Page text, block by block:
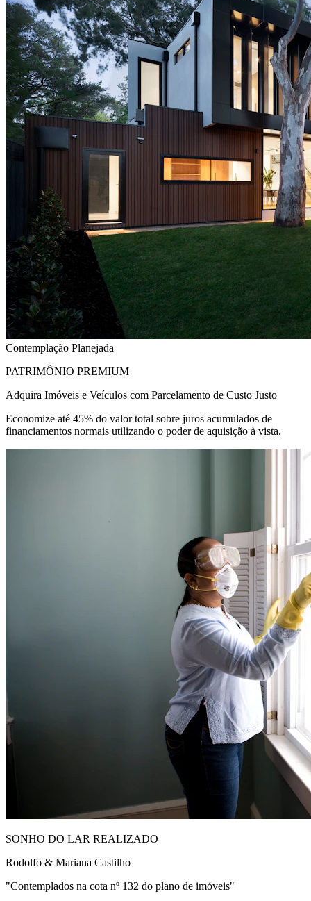
Contemplação Planejada
PATRIMÔNIO PREMIUM
Adquira Imóveis e Veículos com Parcelamento de Custo Justo
Economize até 45% do valor total sobre juros acumulados de
financiamentos normais utilizando o poder de aquisição à vista.
SONHO DO LAR REALIZADO
Rodolfo & Mariana Castilho
"Contemplados na cota nº 132 do plano de imóveis"